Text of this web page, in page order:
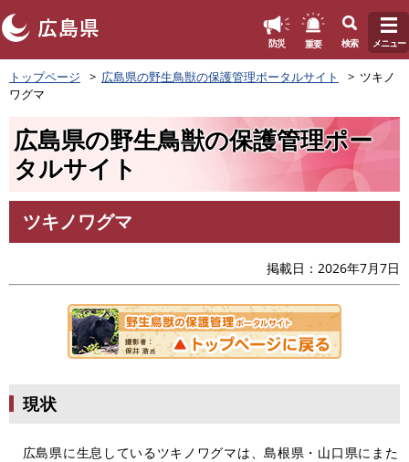
ペ
ー
す
防災 重要 検索 メニュー
トップページ 広島県の野生鳥獣の保護管理ポータルサイト
ツキノ
ワグマ
広島県の野生鳥獣の保護管理ポー
タルサイト
文
ツキノワグマ
掲載日 2026年7月7日
現状
広島県に生息しているツキノワグマは、島根県・山口県にまた